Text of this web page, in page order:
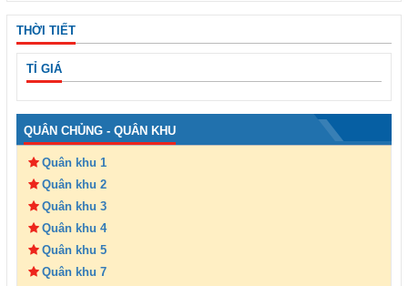
THỜI TIẾT
TỈ GIÁ
QUÂN CHỦNG - QUÂN KHU
Quân khu 1
Quân khu 2
Quân khu 3
Quân khu 4
Quân khu 5
Quân khu 7